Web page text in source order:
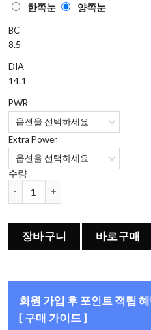
한쪽눈 양쪽눈
BC
8.5
DIA
14.1
PWR
Extra Power
수량
데일리스 토탈원 워터렌즈 멀티포컬
장바구니 바로구매
회원 가입 후 포인트 적립
[ 구매 가이드 ]